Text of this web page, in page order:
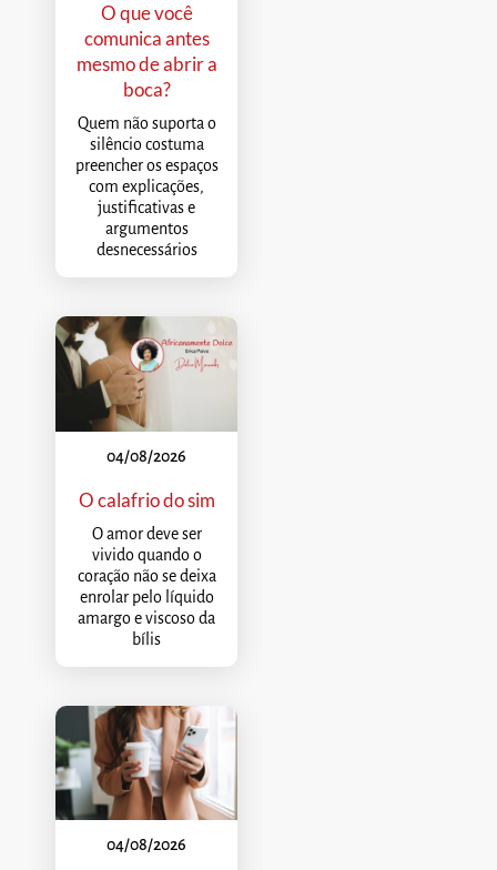
O que você
comunica antes
mesmo de abrir a
boca?
Quem não suporta o
silêncio costuma
preencher os espaços
com explicações,
justificativas e
argumentos
desnecessários
04/08/2026
O calafrio do sim
O amor deve ser
vivido quando o
coração não se deixa
enrolar pelo líquido
amargo e viscoso da
bílis
04/08/2026